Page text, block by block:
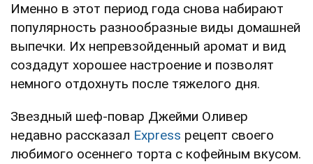
Именно в этот период года снова набирают
популярность разнообразные виды домашней
выпечки. Их непревзойденный аромат и вид
создадут хорошее настроение и позволят
немного отдохнуть после тяжелого дня.
Звездный шеф-повар Джейми Оливер
недавно рассказал Express рецепт своего
любимого осеннего торта с кофейным вкусом.